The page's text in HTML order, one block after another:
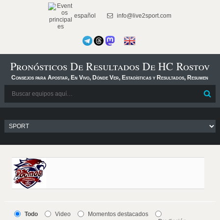
español info@live2sport.com
Pronósticos De Resultados De HC Rostov
Consejos para Apostar, En Vivo, Dónde Ver, Estadísticas y Resultados, Resumen
Todo Video
Momentos destacados